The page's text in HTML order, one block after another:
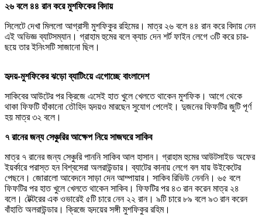
২৬ বলে ৪৪ রান করে মুশফিকের বিদায়
সিলেটে দেখা মিললো আগ্রাসী মুশফিকুর রহিমের। মাত্র ২৬ বলে ৪৪ রান করে বিদায় নেন
এই অভিজ্ঞ ব্যাটসম্যান। গ্রাহাম হুমের বলে ক্যাচ দেন শর্ট ফাইন লেগে ৩টি করে চার-
ছয়ে তার ইনিংসটি সাজানো ছিল।
হৃদয়-মুশফিকের ঝড়ো ব্যাটিংয়ে এগোচ্ছে বাংলাদেশ
সাকিবের আউটের পর ক্রিজে এসেই হাত খুলে খেলতে থাকেন মুশফিক। আগে থেকে
থাকা ফিফটি হাঁকানো তৌহিদ হৃদয়ও মারছেন সুযোগ পেলেই। দুজনের ফিফটির জুটি পূর্ণ
হয় মাত্র ৩২ বলে।
৭ রানের জন্য সেঞ্চুরির আক্ষেপ নিয়ে সাজঘরে সাকিব
মাত্র ৭ রানের জন্য সেঞ্চুরি পাননি সাকিব আল হাসান। গ্রাহাম হুমের আউটসাইড অফের
ইয়র্কারে পরাস্ত হন বিশ্বসেরা অলরাউন্ডার। ব্যাটের কানায় লেগে বল যায় উইকেটের
পেছনে। জোরালো আবেদনে সাড়া দেন আম্পায়ার। সাকিব রিভিউ নেননি। ৬৫ বলে
ফিফটির পর হাত খুলে খেলতে থাকেন সাকিব। ফিফটির পর ৪৩ রান করেন মাত্র ২৪
বলে। টেক্টরের এক ওভারেই ৫টি চারে নেন ২২ রান। ৯টি চারে ৮৯ বলে ৯৩ রান করেন
বাঁহাতি অলরাউন্ডার। ক্রিজে হৃদয়ের সঙ্গী মুশফিকুর রহিম।